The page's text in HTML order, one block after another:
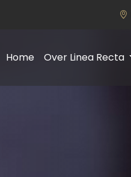
Home Over Linea Recta